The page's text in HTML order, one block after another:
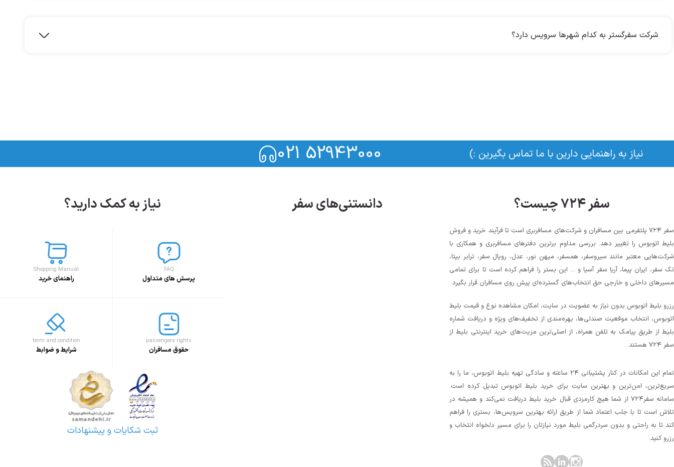
شرکت سفرگستر به کدام شهرها سرویس دارد؟
نیاز به راهنمایی دارین با ما تماس بگیرین :) 021 52943000
سفر ۷۲۴ چیست؟
سفر ۷۲۴ پلتفرمی بین مسافران و شرکت‌های مسافربری است تا فرآیند خرید و فروش
بلیط اتوبوس را تغییر دهد. بررسی مداوم برترین دفترهای مسافربری و همکاری با
شرکت‌هایی معتبر مانند سیروسفر، همسفر، میهن‌ نور، عدل، رویال سفر، ترابر بیتا،
تک سفر، ایران پیما، آریا سفر آسیا و ... این بستر را فراهم کرده است تا برای تمامی
مسیرهای داخلی و خارجی حق انتخاب‌های گسترده‌ای پیش روی مسافران قرار بگیرد
رزرو بلیط اتوبوس بدون نیاز به عضویت در سایت، امکان مشاهده نوع و قیمت بلیط
اتوبوس، انتخاب موقعیت صندلی‌ها، بهره‌مندی از تخفیف‌های ویژه و دریافت شماره‌
بلیط از طریق پیامک به تلفن همراه، از اصلی‌ترین مزیت‌های خرید اینترنتی بلیط از
سفر ۷۲۴ هستند.
تمام این امکانات در کنار پشتیبانی‌ ۲۴ ساعته و سادگی تهیه بلیط اتوبوس، ما را به
سریع‌ترین، امن‌ترین و بهترین سایت برای خرید بلیط اتوبوس تبدیل کرده است.
سامانه سفر۷۲۴ از شما هیچ کارمزدی قبال خرید بلیط دریافت نمی‌کند و همیشه در
تلاش است تا با جلب اعتماد شما از طریق ارائه بهترین سرویس‌ها، بستری را فراهم
کند تا به راحتی و بدون سردرگمی بلیط مورد نیازتان را برای مسیر دلخواه انتخاب و
رزرو کنید.
دانستنی‌های سفر نیاز به کمک دارید؟
FAQ
پرسش های متداول
Shopping Manual
راهنمای خرید
passengers rights
حقوق مسافران
term and condition
شرایط و ضوابط
ثبت شکایات و پیشنهادات